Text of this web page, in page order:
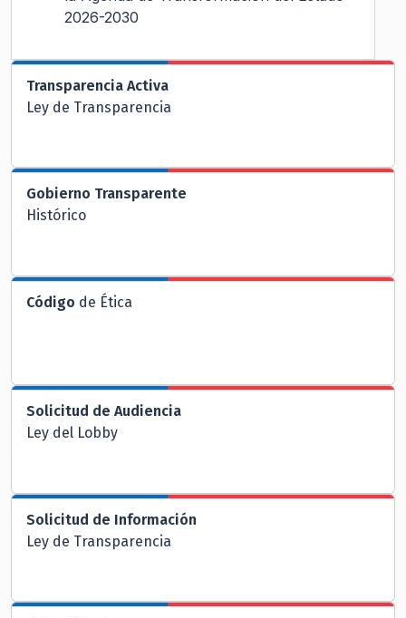
2026-2030
Transparencia Activa
Ley de Transparencia
Gobierno Transparente
Histórico
Código de Ética
Solicitud de Audiencia
Ley del Lobby
Solicitud de Información
Ley de Transparencia